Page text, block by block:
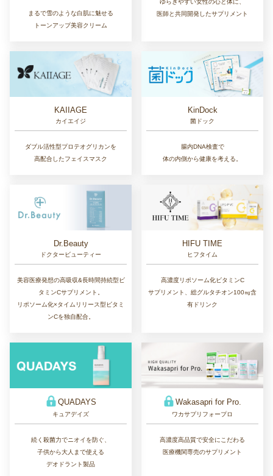
まるで雪のような白肌に魅せる
トーンアップ美容クリーム
ゆらぎやすい女性の心と体に、
医師と共同開発したサプリメント
KAIIAGE
カイエイジ
ダブル活性型プロテオグリカンを
高配合したフェイスマスク
KinDock
菌ドック
腸内DNA検査で
体の内側から健康を考える。
Dr.Beauty
ドクタービューティー
美容医療発想の高吸収&長時間持続型ビ
タミンCサプリメント。
リポソーム化×タイムリリース型ビタミ
ンCを独自配合。
HIFU TIME
ヒフタイム
高濃度リポソーム化ビタミンC
サプリメント、総グルタチオン100㎎含
有ドリンク
QUADAYS
キュアデイズ
続く殺菌力でニオイを防ぐ、
子供から大人まで使える
デオドラント製品
Wakasapri for Pro.
ワカサプリフォープロ
高濃度高品質で安全にこだわる
医療機関専売のサプリメント